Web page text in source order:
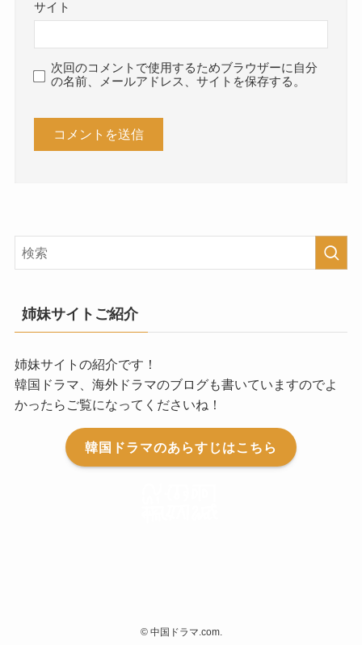
サイト
次回のコメントで使用するためブラウザーに自分
の名前、メールアドレス、サイトを保存する。
姉妹サイトご紹介
姉妹サイトの紹介です！
韓国ドラマ、海外ドラマのブログも書いていますのでよ
かったらご覧になってくださいね！
韓国ドラマのあらすじはこちら
©中国ドラマ.com.